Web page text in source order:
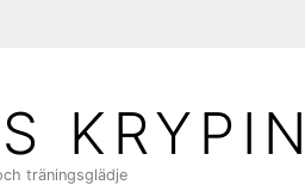
träningsglädje